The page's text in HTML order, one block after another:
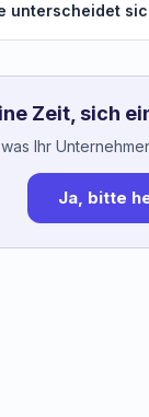
unterscheidet
Zeit, sich
Ihr
Ja, bitte